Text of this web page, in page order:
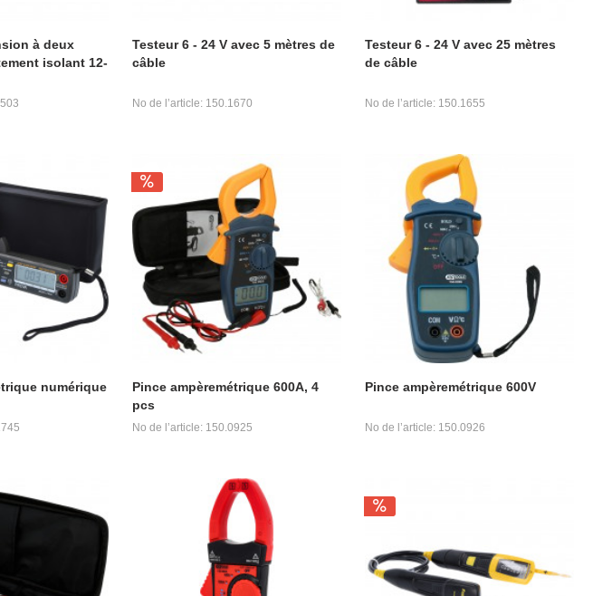
à deux
isolant 12-
Testeur 6 - 24 V avec 5 mètres de
câble
No de l’article: 150.1670
Testeur 6 - 24 V avec 25 mètres
de câble
No de l’article: 150.1655
numérique
Pince ampèremétrique 600A, 4
pcs
No de l’article: 150.0925
Pince ampèremétrique 600V
No de l’article: 150.0926